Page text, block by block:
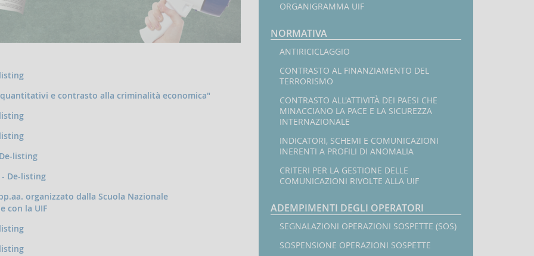
e contrasto alla criminalità economica"
listing
De-listing
organizzato dalla Scuola Nazionale
con la UIF
ORGANIGRAMMA UIF
NORMATIVA
ANTIRICICLAGGIO
CONTRASTO AL FINANZIAMENTO DEL
TERRORISMO
CONTRASTO ALL'ATTIVITÀ DEI PAESI CHE
MINACCIANO LA PACE E LA SICUREZZA
INTERNAZIONALE
INDICATORI, SCHEMI E COMUNICAZIONI
INERENTI A PROFILI DI ANOMALIA
CRITERI PER LA GESTIONE DELLE
COMUNICAZIONI RIVOLTE ALLA UIF
ADEMPIMENTI DEGLI OPERATORI
SEGNALAZIONI OPERAZIONI SOSPETTE (SOS)
SOSPENSIONE OPERAZIONI SOSPETTE